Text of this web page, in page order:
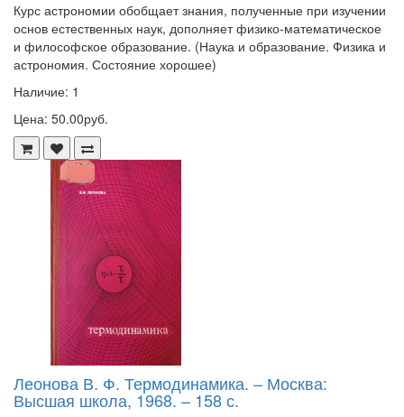
Курс астрономии обобщает знания, полученные при изучении
основ естественных наук, дополняет физико-математическое
и философское образование. (Наука и образование. Физика и
астрономия. Состояние хорошее)
Наличие: 1
Цена: 50.00руб.
Леонова В. Ф. Термодинамика. – Москва:
Высшая школа, 1968. – 158 с.